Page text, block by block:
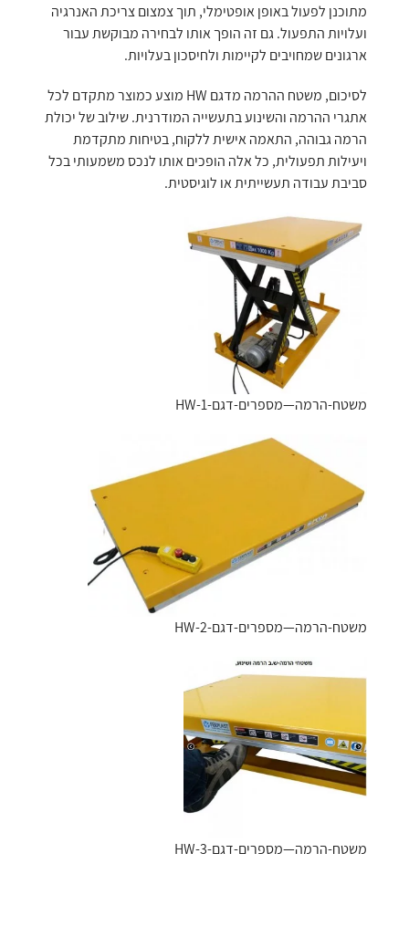
מתוכנן לפעול באופן אופטימלי, תוך צמצום צריכת האנרגיה
ועלויות התפעול. גם זה הופך אותו לבחירה מבוקשת עבור
ארגונים שמחויבים לקיימות ולחיסכון בעלויות.
לסיכום, משטח ההרמה מדגם HW מוצע כמוצר מתקדם לכל
אתגרי ההרמה והשינוע בתעשייה המודרנית. שילוב של יכולת
הרמה גבוהה, התאמה אישית ללקוח, בטיחות מתקדמת
ויעילות תפעולית, כל אלה הופכים אותו לנכס משמעותי בכל
סביבת עבודה תעשייתית או לוגיסטית.
משטח-הרמה—מספרים-דגם-HW-1
משטח-הרמה—מספרים-דגם-HW-2
משטח-הרמה—מספרים-דגם-HW-3